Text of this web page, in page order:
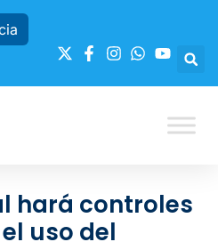
hará controles
uso del